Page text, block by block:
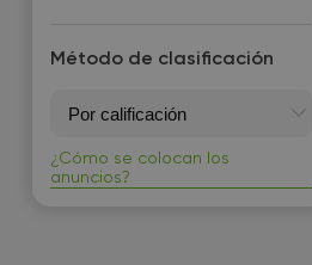
Método de clasificación
¿Cómo se colocan los
anuncios?